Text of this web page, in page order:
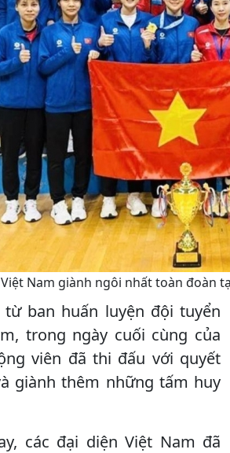
Nam giành ngôi nhất toàn đoàn
ban huấn luyện đội tuyển
trong ngày cuối cùng của
viên đã thi đấu với quyết
giành thêm những tấm huy
các đại diện Việt Nam đã